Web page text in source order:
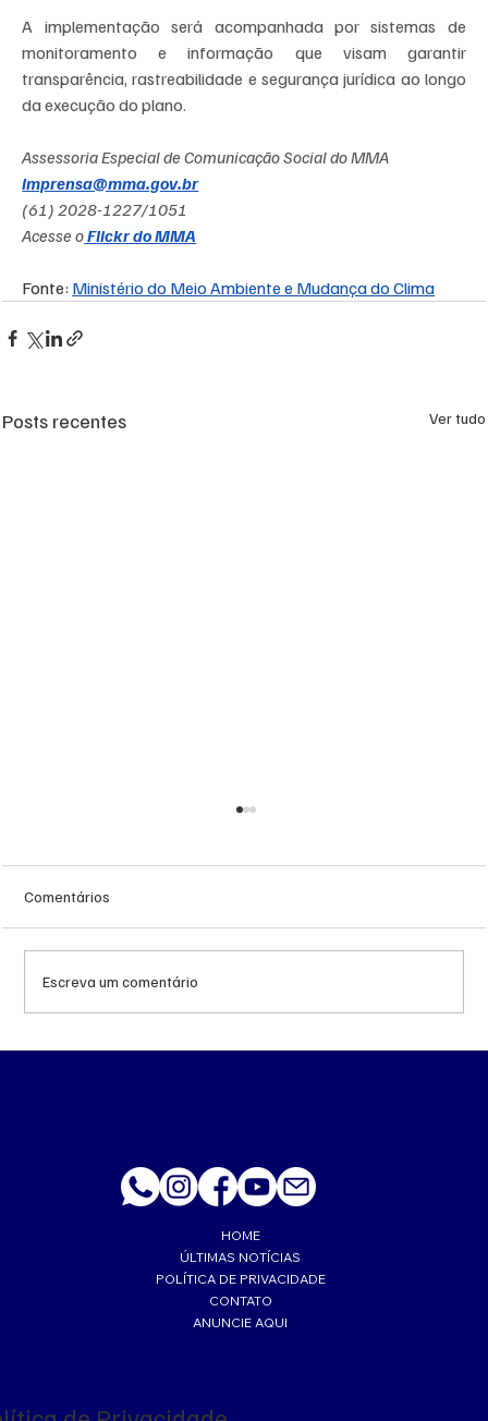
A implementação será acompanhada por sistemas de
monitoramento e informação que visam garantir
transparência, rastreabilidade e segurança jurídica ao longo
da execução do plano.
Assessoria Especial de Comunicação Social do MMA
imprensa@mma.gov.br
(61) 2028-1227/1051
Acesse o Flickr do MMA
Fonte: Ministério do Meio Ambiente e Mudança do Clima
Posts recentes Ver tudo
Comentários
Escreva um comentário
HOME
ÚLTIMAS NOTÍCIAS
POLÍTICA DE PRIVACIDADE
CONTATO
ANUNCIE AQUI